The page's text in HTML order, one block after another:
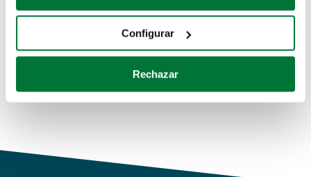
Recopilar información sobre su ubicación geográfica
Identificar su dispositivo analizándolo activamente
para buscar características específicas (huellas
Obtenga más información sobre cómo se procesan sus
de cookies.
Configurar
Rechazar
Coches de km0